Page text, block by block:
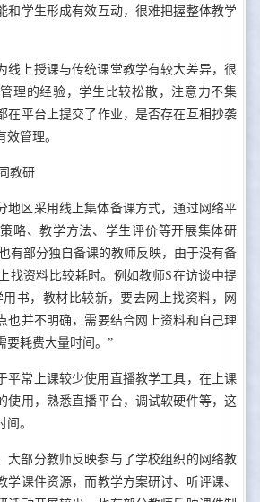
和学生形成有效互动，很难把握整体教学
线上授课与传统课堂教学有较大差异，很
理的经验，学生比较松散，注意力不集
在平台上提交了作业，是否存在互相抄袭
管理。
教研
地区采用线上集体备课方式，通过网络平
略、教学方法、学生评价等开展集体研
有部分独自备课的教师反映，由于没有备
找资料比较耗时。例如教师S在访谈中提
书，教材比较新，要去网上找资料，网
也并不明确，需要结合网上资料和自己理
要耗费大量时间。”
平常上课较少使用直播教学工具，在上课
使用，熟悉直播平台，调试软硬件等，这
。
大部分教师反映参与了学校组织的网络教
学课件资源，而教学方案研讨、听评课、